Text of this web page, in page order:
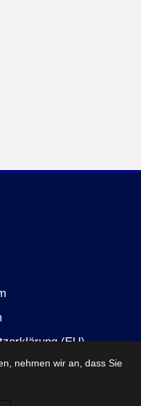
(EU)
nehmen wir an, dass Sie